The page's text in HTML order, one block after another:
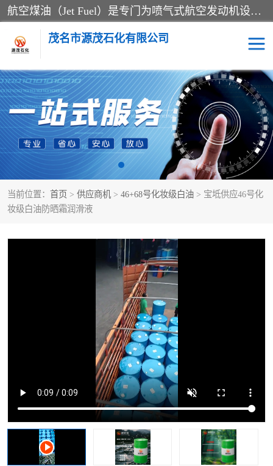
航空煤油（Jet Fuel）是专门为喷气式航空发动机设计的高纯度燃料，主要分为Jet A、Jet A-1和Jet B等类型。其特点是闪点高、低温流动性好，并添加了抗静电剂和抗氧化剂以确保飞行安全。航空煤油需
茂名市源茂石化有限公司
当前位置： 首页 > 供应商机 > 46+68号化妆级白油 > 宝坻供应46号化
妆级白油防晒霜润滑液
RP3航空煤油 D20+D30溶剂油
D40+D60溶剂油 D80+D100溶剂油
6号+120号溶剂油 260号溶剂油
异构烷烃 天然乳胶
46+68号化妆级白油